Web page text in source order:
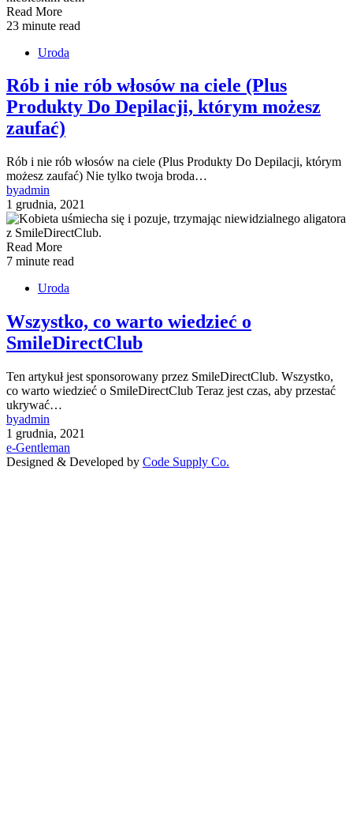
Read More
23 minute read
Uroda
Rób i nie rób włosów na ciele (Plus
Produkty Do Depilacji, którym możesz
zaufać)
Rób i nie rób włosów na ciele (Plus Produkty Do Depilacji, którym
możesz zaufać) Nie tylko twoja broda…
byadmin
1 grudnia, 2021
Read More
7 minute read
Uroda
Wszystko, co warto wiedzieć o
SmileDirectClub
Ten artykuł jest sponsorowany przez SmileDirectClub. Wszystko,
co warto wiedzieć o SmileDirectClub Teraz jest czas, aby przestać
ukrywać…
byadmin
1 grudnia, 2021
e-Gentleman
Designed & Developed by Code Supply Co.